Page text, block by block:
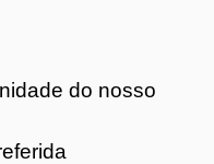
do nosso